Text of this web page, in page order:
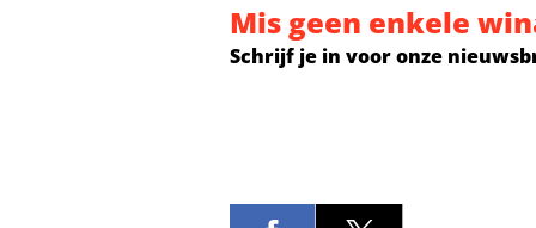
Mis geen enkele
Schrijf je in voor onze